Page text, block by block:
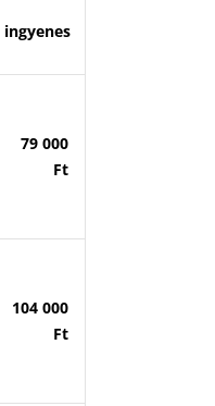
ingyenes
79 000
Ft
104 000
Ft